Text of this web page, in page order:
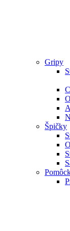
Gripy
Špičky